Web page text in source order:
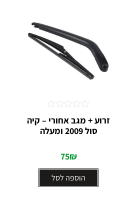
זרוע + מגב אחורי – קיה
סול 2009 ומעלה
75₪
הוספה לסל
0
מתוך